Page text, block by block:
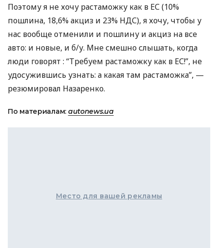
Поэтому я не хочу растаможку как в ЕС (10%
пошлина, 18,6% акциз и 23% НДС), я хочу, чтобы у
нас вообще отменили и пошлину и акциз на все
авто: и новые, и б/у. Мне смешно слышать, когда
люди говорят : “Требуем растаможку как в ЕС!”, не
удосужившись узнать: а какая там растаможка”, —
резюмировал Назаренко.
По материалам: autonews.ua
Место для вашей рекламы